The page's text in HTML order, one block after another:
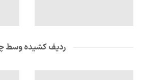
ردیف کشیده وسط چین